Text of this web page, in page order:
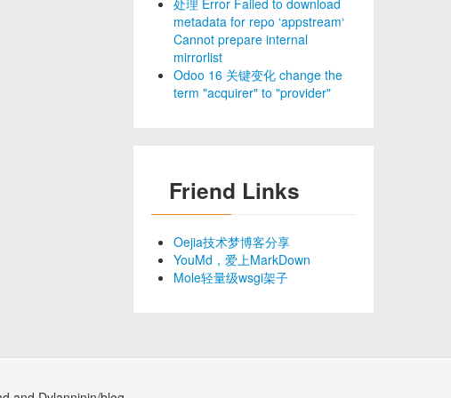
处理 Error Failed to download
metadata for repo ‘appstream‘
Cannot prepare internal
mirrorlist
Odoo 16 关键变化 change the
term "acquirer" to "provider"
Friend Links
Oejia技术梦博客分享
YouMd，爱上MarkDown
Mole轻量级wsgi架子